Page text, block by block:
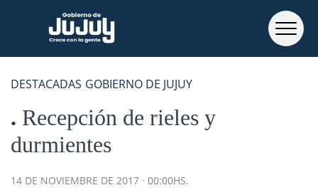
DESTACADAS GOBIERNO DE JUJUY
Recepción de rieles y
durmientes
14 DE NOVIEMBRE DE 2017 · 00:00HS.